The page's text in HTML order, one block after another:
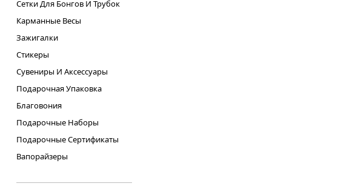
Сетки Для Бонгов И Трубок
Карманные Весы
Зажигалки
Стикеры
Сувениры И Аксессуары
Подарочная Упаковка
Благовония
Подарочные Наборы
Подарочные Сертификаты
Вапорайзеры